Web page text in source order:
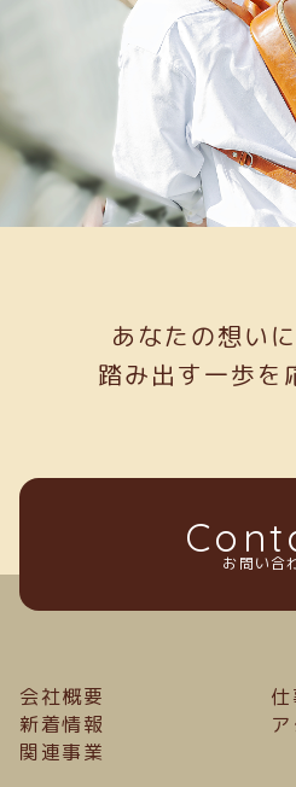
あなたの想い
踏み出す一歩を
お問い合
会社概要
新着情報
関連事業